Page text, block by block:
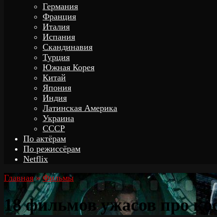
Германия
Франция
Италия
Испания
Скандинавия
Турция
Южная Корея
Китай
Япония
Индия
Латинская Америка
Украина
СССР
По актёрам
По режиссёрам
Netflix
Главная » Фильмы
18 фильмов ужасов про